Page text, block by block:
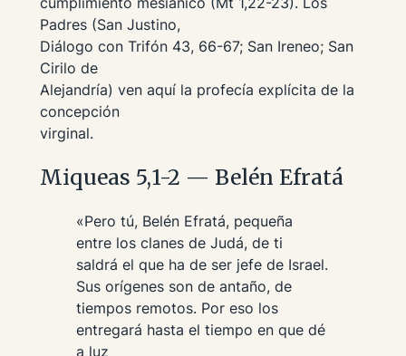
Padres (San Justino,
Diálogo con Trifón43, 66-67; San Ireneo; San
Cirilo de
Alejandría) ven aquí la profecía explícita de la
concepción
virginal.
Miqueas 5,1-2 — Belén Efratá
«Pero tú, Belén Efratá, pequeña
entre los clanes de Judá, de ti
saldrá el que ha de ser jefe de Israel.
Sus orígenes son de antaño, de
tiempos remotos. Por eso los
entregará hasta el tiempo en que dé
a luz